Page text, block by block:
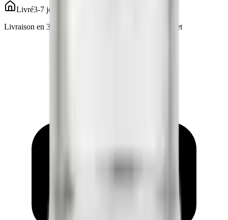
Livré3-7 jours
Livraison en 3 à 7 jours · suivi inclus, emballage discret